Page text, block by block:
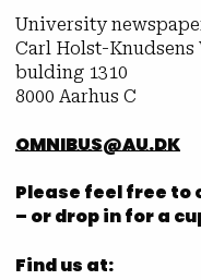
University
Carl Holst-Knudsens
bulding 1310
8000 Aarhus C
OMNIBUS@AU.DK
Please feel free to
– or drop in for a
Find us at: